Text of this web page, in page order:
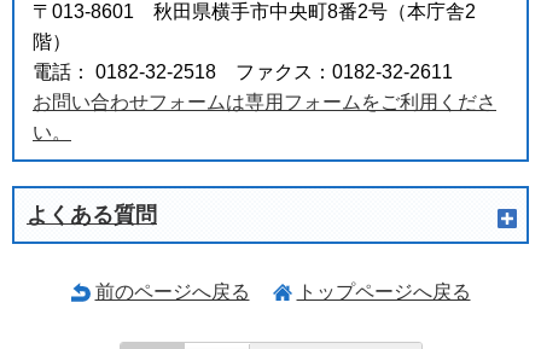
〒013-8601 秋田県横手市中央町8番2号（本庁舎2
階）
電話： 0182-32-2518 ファクス：0182-32-2611
お問い合わせフォームは専用フォームをご利用くださ
い。
よくある質問
前のページへ戻る トップページへ戻る